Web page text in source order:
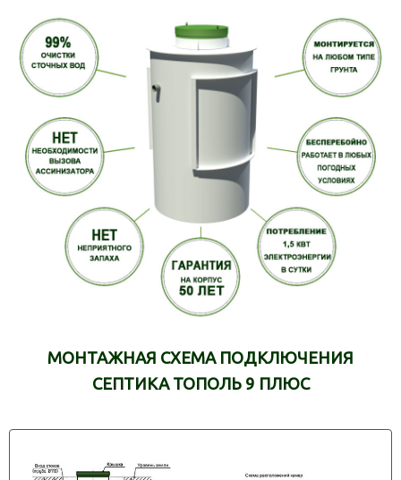
МОНТАЖНАЯ СХЕМА ПОДКЛЮЧЕНИЯ
СЕПТИКА ТОПОЛЬ 9 ПЛЮС